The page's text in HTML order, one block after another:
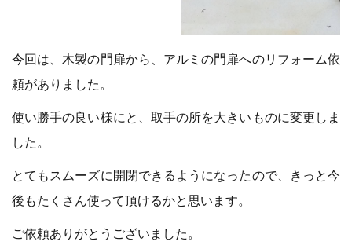
今回は、木製の門扉から、アルミの門扉へのリフォーム依
頼がありました。
使い勝手の良い様にと、取手の所を大きいものに変更しま
した。
とてもスムーズに開閉できるようになったので、きっと今
後もたくさん使って頂けるかと思います。
ご依頼ありがとうございました。